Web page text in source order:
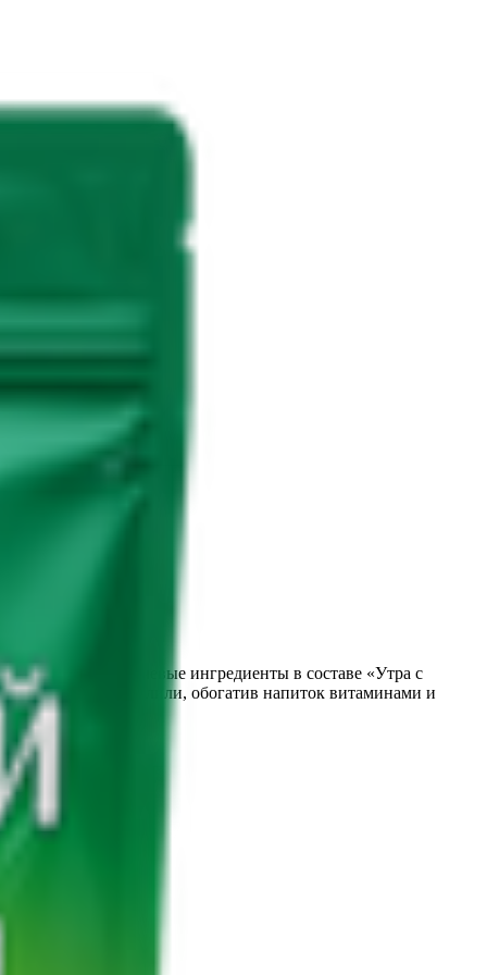
цикория — ключевые ингредиенты в составе «Утра с
которые усилили, обогатив напиток витаминами и